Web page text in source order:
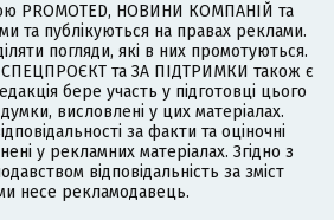
PROMOTED, НОВИНИ КОМПАНІЙ та
та публікуються на правах реклами.
погляди, які в них промотуються.
та ЗА ПІДТРИМКИ також є
бере участь у підготовці цього
висловлені у цих матеріалах.
за факти та оціночні
у рекламних матеріалах. Згідно з
відповідальність за зміст
несе рекламодавець.